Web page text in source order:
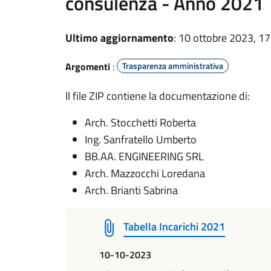
Ultimo aggiornamento: 10 ottobre 2023,
Argomenti : Trasparenza amministrativa
Il file ZIP contiene la documentazione di:
Arch. Stocchetti Roberta
Ing. Sanfratello Umberto
BB.AA. ENGINEERING SRL
Arch. Mazzocchi Loredana
Arch. Brianti Sabrina
Tabella Incarichi 2021
10-10-2023